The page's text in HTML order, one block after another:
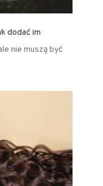
dodać im
nie muszą być